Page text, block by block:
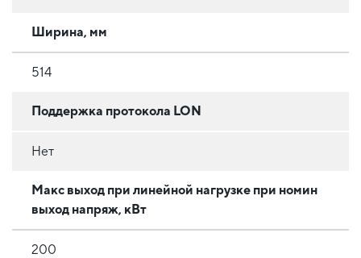
Ширина, мм
514
Поддержка протокола LON
Нет
Макс выход при линейной нагрузке при номин
выход напряж, кВт
200